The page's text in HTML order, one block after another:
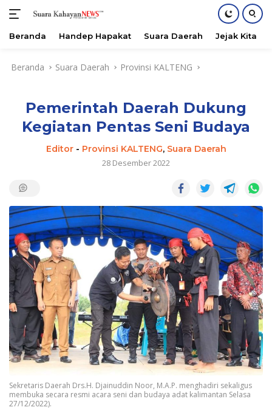
Beranda Handep Hapakat Suara Daerah Jejak Kita
Beranda Suara Daerah Provinsi KALTENG
Pemerintah Daerah Dukung
Kegiatan Pentas Seni Budaya
Editor- Provinsi KALTENG, Suara Daerah
28 Desember 2022
Sekretaris Daerah Drs.H. Djainuddin Noor, M.A.P. menghadiri sekaligus
membuka secara resmi acara seni dan budaya adat kalimantan Selasa
27/12/2022).